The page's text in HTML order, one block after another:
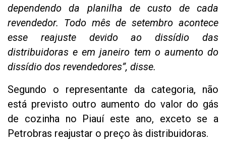
dependendo da planilha de custo de cada
revendedor. Todo mês de setembro acontece
esse reajuste devido ao dissídio das
distribuidoras e em janeiro tem o aumento do
dissídio dos revendedores”, disse.
Segundo o representante da categoria, não
está previsto outro aumento do valor do gás
de cozinha no Piauí este ano, exceto se a
Petrobras reajustar o preço às distribuidoras.